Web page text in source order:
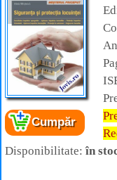
Cartea:
Autor:
Editura:
Casa
Cumpăr
Disponibilitate:în